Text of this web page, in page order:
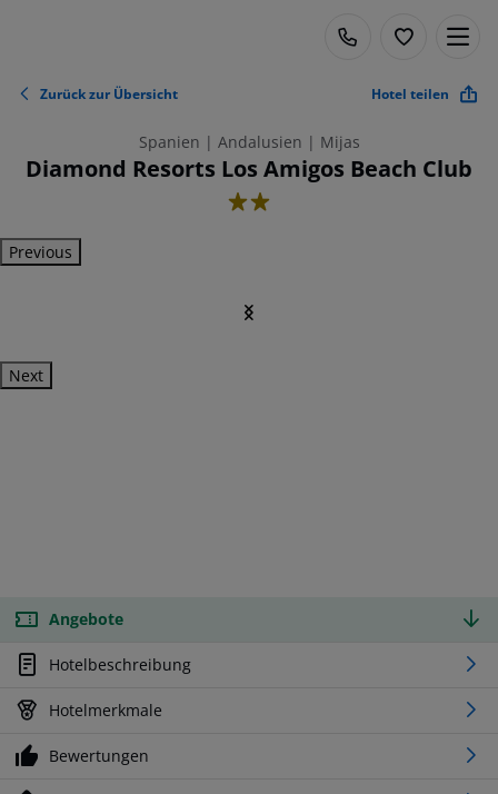
Zurück zur Übersicht Hotel teilen
Spanien | Andalusien | Mijas
Diamond Resorts Los Amigos Beach Club
2
Previous
Next
Angebote
Hotelbeschreibung
Hotelmerkmale
Bewertungen